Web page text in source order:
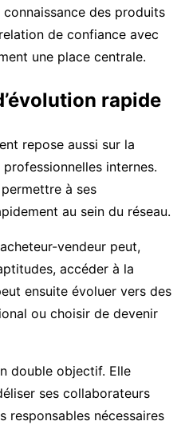
des produits
de confiance avec
une place centrale.
rapide
repose aussi sur la
internes.
à ses
au sein du réseau.
vendeur peut,
accéder à la
ensuite évoluer vers des
ou choisir de devenir
double objectif. Elle
ses collaborateurs
responsables nécessaires